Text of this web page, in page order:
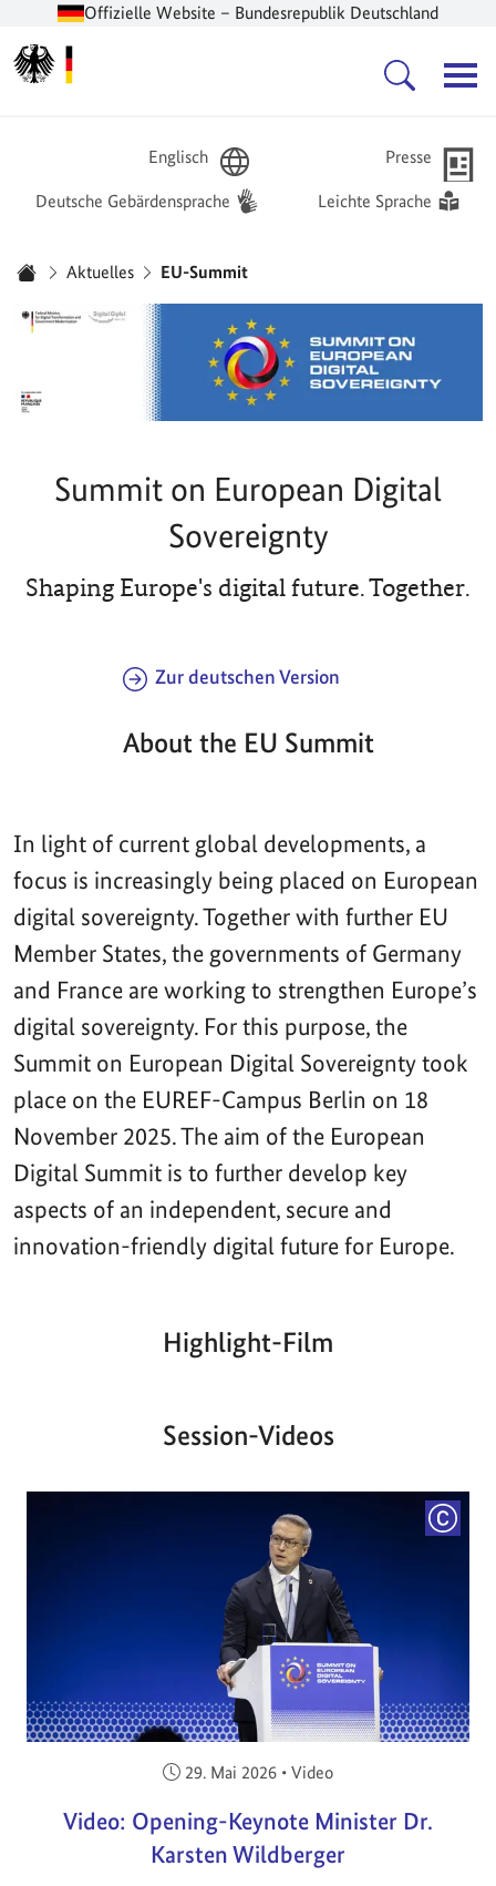
Offizielle Website – Bundesrepublik Deutschland
Englisch Presse
Deutsche Gebärdensprache Leichte Sprache
Aktuelles EU-Summit
Summit on European Digital
Sovereignty
Shaping Europe's digital future. Together.
Zur deutschen Version
About the EU Summit
In light of current global developments, a
focus is increasingly being placed on European
digital sovereignty. Together with further EU
Member States, the governments of Germany
and France are working to strengthen Europe’s
digital sovereignty. For this purpose, the
Summit on European Digital Sovereignty took
place on the EUREF-Campus Berlin on 18
November 2025. The aim of the European
Digital Summit is to further develop key
aspects of an independent, secure and
innovation-friendly digital future for Europe.
Highlight-Film
Aktueller
00:00| 00:00
Session-Videos
Veröffentlicht am:
29. Mai 2026 • Video
Video: Opening-Keynote Minister Dr.
Karsten Wildberger